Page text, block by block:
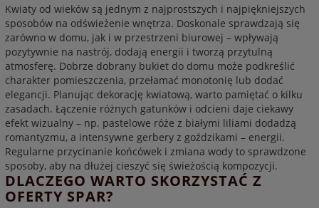
Kwiaty od wieków są jednym z najprostszych i najpiękniejszych
sposobów na odświeżenie wnętrza. Doskonale sprawdzają się
zarówno w domu, jak i w przestrzeni biurowej – wpływają
pozytywnie na nastrój, dodają energii i tworzą przytulną
atmosferę. Dobrze dobrany bukiet do domu może podkreślić
charakter pomieszczenia, przełamać monotonię lub dodać
elegancji. Planując dekorację kwiatową, warto pamiętać o kilku
zasadach. Łączenie różnych gatunków i odcieni daje ciekawy
efekt wizualny – np. pastelowe róże z białymi liliami dodadzą
romantyzmu, a intensywne gerbery z goździkami – energii.
Regularne przycinanie końcówek i zmiana wody to sprawdzone
sposoby, aby na dłużej cieszyć się świeżością kompozycji.
DLACZEGO WARTO SKORZYSTAĆ Z
OFERTY SPAR?